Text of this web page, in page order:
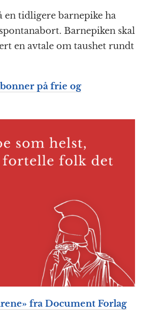
tidligere barnepike ha
Barnepiken skal
en avtale om taushet rundt
på frie og
fra Document Forlag